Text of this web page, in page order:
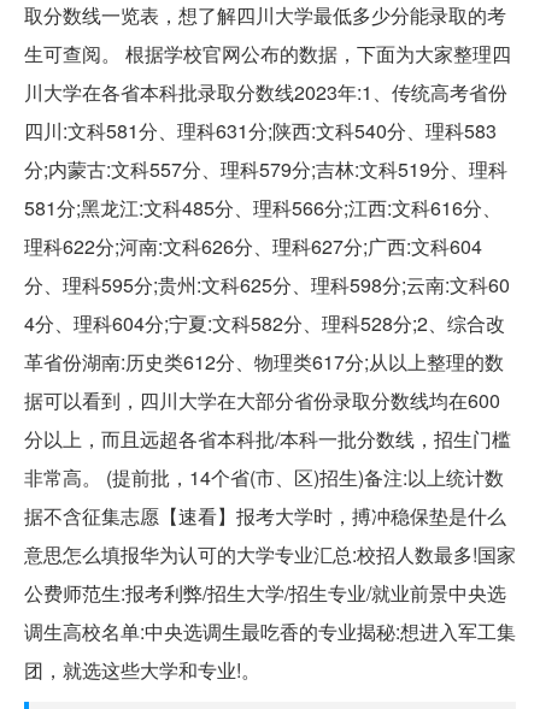
取分数线一览表，想了解四川大学最低多少分能录取的考
生可查阅。 根据学校官网公布的数据，下面为大家整理四
川大学在各省本科批录取分数线2023年:1、传统高考省份
四川:文科581分、理科631分;陕西:文科540分、理科583
分;内蒙古:文科557分、理科579分;吉林:文科519分、理科
581分;黑龙江:文科485分、理科566分;江西:文科616分、
理科622分;河南:文科626分、理科627分;广西:文科604
分、理科595分;贵州:文科625分、理科598分;云南:文科60
4分、理科604分;宁夏:文科582分、理科528分;2、综合改
革省份湖南:历史类612分、物理类617分;从以上整理的数
据可以看到，四川大学在大部分省份录取分数线均在600
分以上，而且远超各省本科批/本科一批分数线，招生门槛
非常高。 (提前批，14个省(市、区)招生)备注:以上统计数
据不含征集志愿【速看】报考大学时，搏冲稳保垫是什么
意思怎么填报华为认可的大学专业汇总:校招人数最多!国家
公费师范生:报考利弊/招生大学/招生专业/就业前景中央选
调生高校名单:中央选调生最吃香的专业揭秘:想进入军工集
团，就选这些大学和专业!。